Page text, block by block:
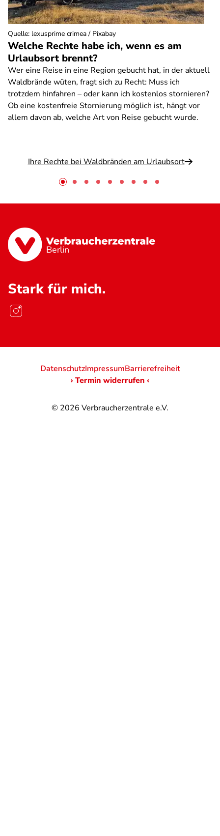
Welche Rechte habe ich, wenn es am
Urlaubsort brennt?
Wer eine Reise in eine Region gebucht hat, in der aktuell
Waldbrände wüten, fragt sich zu Recht: Muss ich
trotzdem hinfahren – oder kann ich kostenlos stornieren?
Ob eine kostenfreie Stornierung möglich ist, hängt vor
allem davon ab, welche Art von Reise gebucht wurde.
Ihre Rechte bei Waldbränden am Urlaubsort
Quelle: lexusprime crimea / Pixabay
Berlin
Stark für mich.
© 2026 Verbraucherzentrale e.V.
DatenschutzImpressumBarrierefreiheit
› Termin widerrufen ‹